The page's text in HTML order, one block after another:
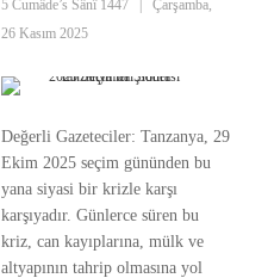
5 Cumâde’s Sânî 1447
Çarşamba,
26 Kasım 2025
Değerli Gazeteciler: Tanzanya, 29
Ekim 2025 seçim gününden bu
yana siyasi bir krizle karşı
karşıyadır. Günlerce süren bu
kriz, can kayıplarına, mülk ve
altyapının tahrip olmasına yol